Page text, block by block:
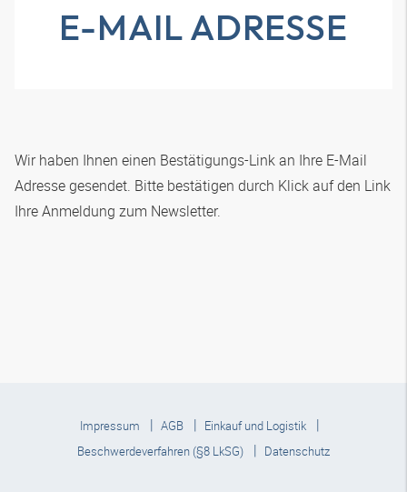
E-MAIL ADRESSE
Wir haben Ihnen einen Bestätigungs-Link an Ihre E-Mail
Adresse gesendet. Bitte bestätigen durch Klick auf den Link
Ihre Anmeldung zum Newsletter.
Impressum AGB
Einkauf und Logistik
Beschwerdeverfahren (§8 LkSG)
Datenschutz